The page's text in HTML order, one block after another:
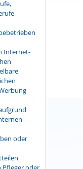
Internet-
oder